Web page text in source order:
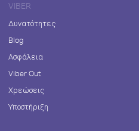
VIBER
Δυνατότητες
Blog
Ασφάλεια
Viber Out
Χρεώσεις
Υποστήριξη